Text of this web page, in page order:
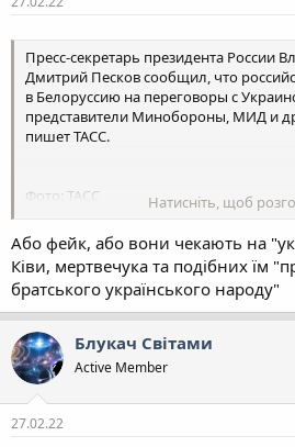
Пресс-секретарь президента России
Дмитрий Песков сообщил, что
в Белоруссию на переговоры с
представители Минобороны, МИД и
пишет ТАСС.
Фото: ТАСС
«В соответствии с достигнутой
делегация, состоящая из
других ведомств, включая
прибыла в Белоруссию для
заявил Песков.
Он уточнил, что переговоры об
Гомеле. Москва полностью к ним
сторону Об этом сообщает "Рамблер".
You must be registered for see links
Натисніть, щоб
Або фейк, або вони чекають на
Ківи, мертвечука та подібних їм
братського українського народу"
Блукач Cвiтами
Active Member
27.02.22